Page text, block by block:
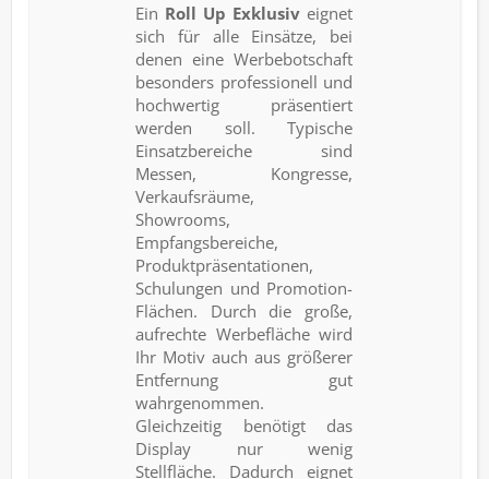
Ein Roll Up Exklusiv eignet
sich für alle Einsätze, bei
denen eine Werbebotschaft
besonders professionell und
hochwertig präsentiert
werden soll. Typische
Einsatzbereiche sind
Messen, Kongresse,
Verkaufsräume,
Showrooms,
Empfangsbereiche,
Produktpräsentationen,
Schulungen und Promotion-
Flächen. Durch die große,
aufrechte Werbefläche wird
Ihr Motiv auch aus größerer
Entfernung gut
wahrgenommen.
Gleichzeitig benötigt das
Display nur wenig
Stellfläche. Dadurch eignet